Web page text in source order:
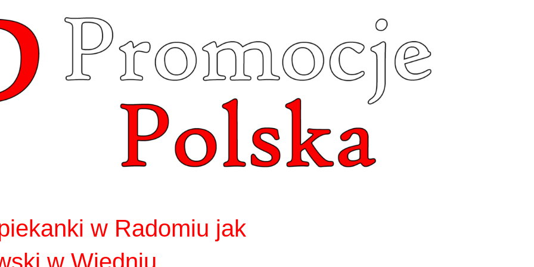
w Radomiu jak